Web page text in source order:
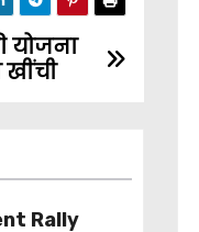
योजना
Rally